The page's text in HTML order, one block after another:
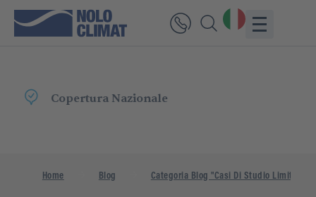
Consegna
Home Blog Categoria Blog "Casi Di Studio Limitati"